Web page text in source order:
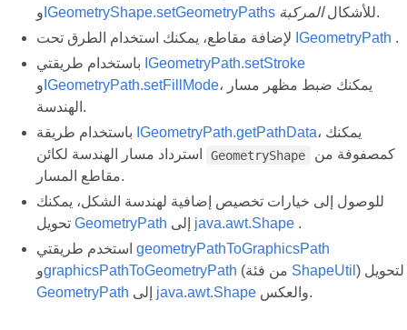
و IGeometryShape.setGeometryPaths للأشكالالمركبة
.
IGeometryPath .
IGeometryPath.setStroke
و IGeometryPath.setFillMode، يمكنك ضبط مظهر مسار
الهندسة.
IGeometryPath.getPathData، يمكنك
GeometryShape
مقاطع المسار.
للوصول إلى خيارات تخصيص إضافية لهندسة الشكل، يمكنك
GeometryPath java.awt.Shape .
geometryPathToGraphicsPath
وgraphicsPathToGeometryPath ShapeUtil
) لتحويل
GeometryPath
java.awt.Shape والعكس.